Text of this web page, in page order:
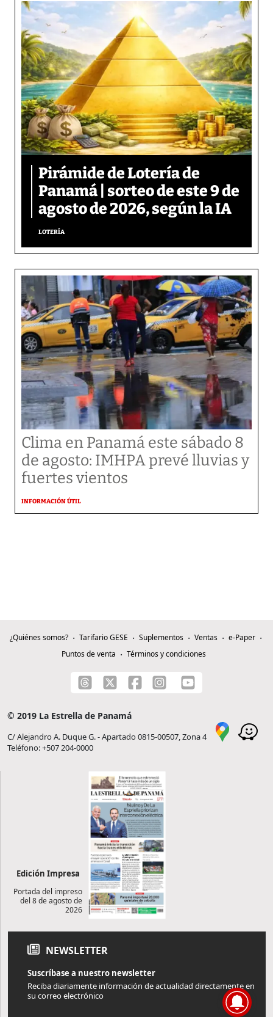
Pirámide de Lotería de
Panamá | sorteo de este 9 de
agosto de 2026, según la IA
LOTERÍA
Clima en Panamá este sábado 8
de agosto: IMHPA prevé lluvias y
fuertes vientos
INFORMACIÓN ÚTIL
¿Quiénes somos? Tarifario GESE Suplementos Ventas
e-Paper
Puntos de venta
Términos y condiciones
© 2019 La Estrella de Panamá
C/ Alejandro A. Duque G. - Apartado 0815-00507, Zona 4
Teléfono: +507 204-0000
Edición Impresa
Portada del impreso
del 8 de agosto de
2026
NEWSLETTER
Suscríbase a nuestro newsletter
Reciba diariamente información de actualidad directamente en
su correo electrónico